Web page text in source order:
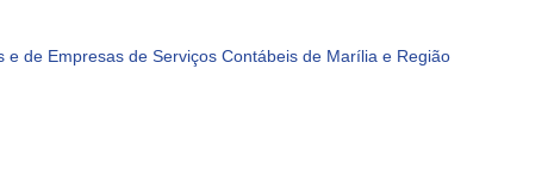
de Empresas de Serviços Contábeis de Marília e Região